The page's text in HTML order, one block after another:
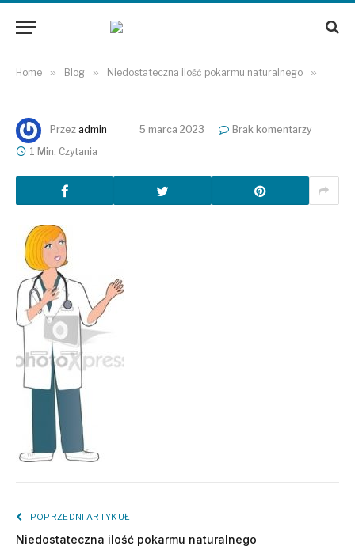
Home » Blog » Niedostateczna ilość pokarmu naturalnego »
Przez admin 5 marca 2023
Brak komentarzy
1 Min. Czytania
POPRZEDNI ARTYKUŁ
Niedostateczna ilość pokarmu naturalnego